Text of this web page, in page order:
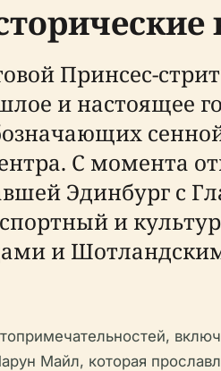
Принсес-
и настоящее
С момента
Эдинбург с
и
и
Майл, которая